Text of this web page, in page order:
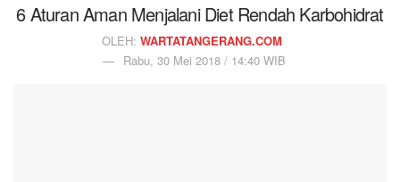
6 Aturan Aman Menjalani Diet Rendah Karbohidrat
OLEH: WARTATANGERANG.COM
Rabu, 30 Mei 2018 / 14:40 WIB